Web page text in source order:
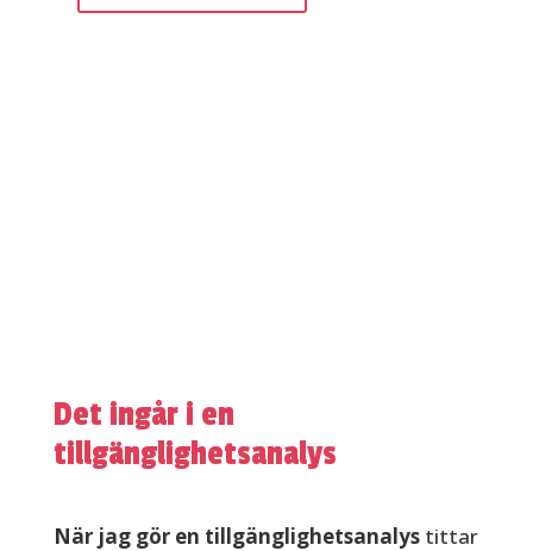
Det ingår i en
tillgänglighetsanalys
När jag gör en tillgänglighetsanalystittar